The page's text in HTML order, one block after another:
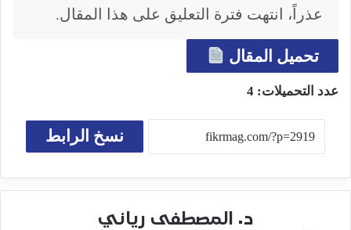
عذراً، انتهت فترة التعليق على هذا المقال.
تحميل المقال
عدد التحميلات: 4
نسخ الرابط
د. المصطفى رياني